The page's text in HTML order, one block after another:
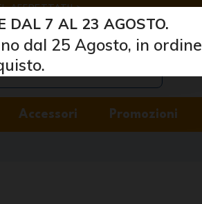
AFFRETTATI! >
cuscini e reti
Accessori Promozioni
dal 25 Agosto, in ordine
DAL 7 AL 23 AGOSTO.